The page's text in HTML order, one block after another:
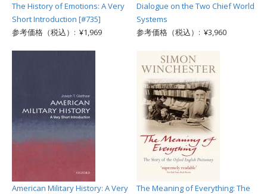
The History of Emotions: A Very
Short Introduction [#735]
参考価格（税込）: ¥1,969
Dialogue on the Two Chief World
Systems
参考価格（税込）: ¥3,960
American Military History: A Very
The Meaning of Everything: The